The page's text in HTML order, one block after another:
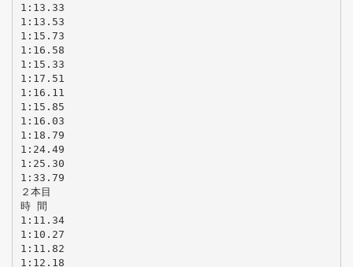
1:13.33
1:13.53
1:15.73
1:16.58
1:15.33
1:17.51
1:16.11
1:15.85
1:16.03
1:18.79
1:24.49
1:25.30
1:33.79
２本目
時 間
1:11.34
1:10.27
1:11.82
1:12.18